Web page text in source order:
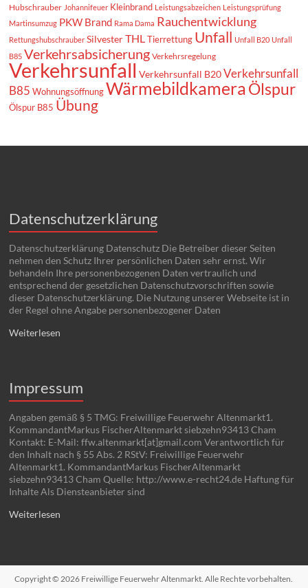
Hubschrauber Johannifeuer Kleinbrand Leistungsabzeichen Leistungsprüfung
Martinsumzug PKW Brand Rama Dama Rauchentwicklung
Rettungshubschrauber Silvester THL Tierrettung Unfall Unfall B20 Unfall
B85 Verkehrsabsicherung Verkehrsregelung
Verkehrsunfall Verkehrsunfall B20 Verkehrsunfall
B85 Wohnungsöffnung WärmebildkameraÖlspur
Ölspur B85 Übung
Datenschutzerklärung
Datenschutzerklärung Datenschutz Die Betreiber dieser Seiten
nehmen den Schutz Ihrer persönlichen Daten sehr ernst. Wir
behandeln Ihre personenbezogenen Daten vertraulich und
entsprechend der gesetzlichen Datenschutzvorschriften sowie
dieser Datenschutzerklärung. Die Nutzung unserer Webseite ist in
der Regel ohne Angabe personenbezogener Daten
Weiterlesen
Impressum
Angaben gemäß § 5 TMG: Freiwillige Feuerwehr Altenmarkt1.
KommandantMarkus FischerAltenmarkt siebzehn93413 Cham
Kontakt: E-Mail: ffw.altenmarkt[at]gmail.com Verantwortlich für
den Inhalt nach § 55 Abs. 2 RStV: Freiwillige Feuerwehr
Altenmarkt1. KommandantMarkus FischerAltenmarkt
siebzehn93413 Cham Quelle: http://www.e-recht24.de Haftung für
Inhalte Als Diensteanbieter sind
Weiterlesen
Copyright © 2026 Freiwillige Feuerwehr Altenmarkt. Alle Rechte vorbehalten.